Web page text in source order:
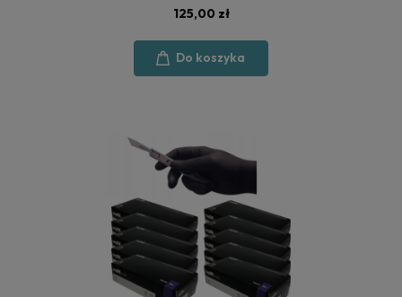
125,00 zł
Do koszyka